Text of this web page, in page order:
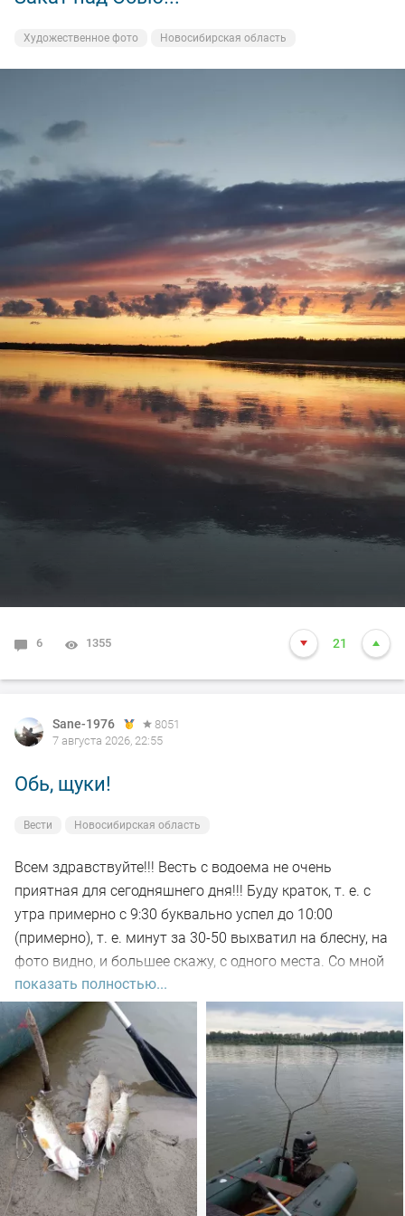
Но в этот вечер ни одной поклёвки на них я не
насладился,рыбу поймал,закат был волшебный!
Ну а вам Друзья желаю НХНЧ и чтобы от рыболовного
процесса вы получали только приятные впечатления!
С уважением Шнивовод!🤝
Художественное фото Новосибирская область
6 1355 21
Sane-1976
8051
7 августа 2026, 22:55
Обь, щуки!
Вести Новосибирская область
Всем здравствуйте!!! Весть с водоема не очень
приятная для сегодняшнего дня!!! Буду краток, т. е. с
утра примерно с 9:30 буквально успел до 10:00
(примерно), т. е. минут за 30-50 выхватил на блесну, на
фото видно, и большее скажу, с одного места. Со мной
был рыбак, который рыбачил с берега, т. е. я его увез
на остров на белую рыбу, а сам дальше, как обычно, по
корягам. Уже много написал)))). Так вот, сегодня
долбил до вечера выхода не как от слова совсем!!! Но
произошло не которое событие. Я предупредил деда
т.е собирайся домой, а сам от него 100м. И в отвес
между бревен я опустил блесну и понятно толи зацеп,
толи рыба, да оказалось опять дур махина, но я думаю
14-15 это точно. Так вот она меня помучила и я ее в
подсак, сильно ударила и в сплеск. Как так получилось
показать полностью...